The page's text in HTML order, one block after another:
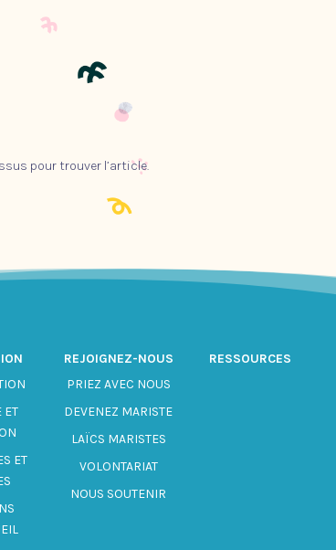
pour trouver l’article.
ET
ET
REJOIGNEZ-NOUS
PRIEZ AVEC NOUS
DEVENEZ MARISTE
LAÏCS MARISTES
VOLONTARIAT
NOUS SOUTENIR
RESSOURCES